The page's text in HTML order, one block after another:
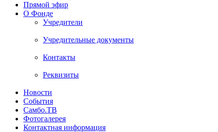
Прямой эфир
О Фонде
Учредители
Учредительные документы
Контакты
Реквизиты
Новости
События
Самбо.ТВ
Фотогалерея
Контактная информация